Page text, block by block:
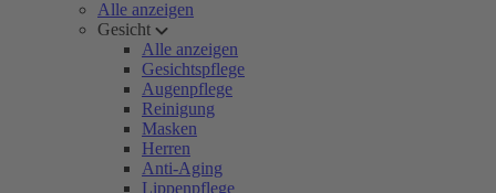
Alle anzeigen
Gesicht
Alle anzeigen
Gesichtspflege
Augenpflege
Reinigung
Masken
Herren
Anti-Aging
Lippenpflege